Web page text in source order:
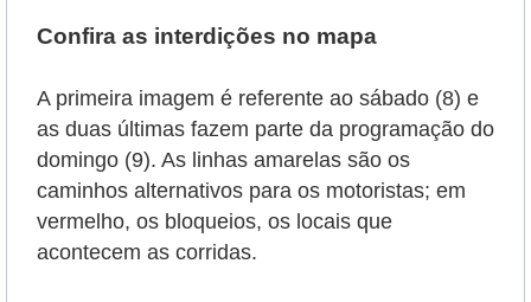
Confira as interdições no mapa
A primeira imagem é referente ao sábado (8) e
as duas últimas fazem parte da programação do
domingo (9). As linhas amarelas são os
caminhos alternativos para os motoristas; em
vermelho, os bloqueios, os locais que
acontecem as corridas.